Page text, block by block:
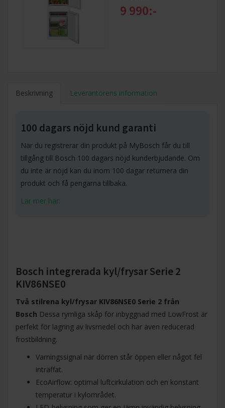
9 990:-
Beskrivning Leverantörens information
100 dagars nöjd kund garanti
När du registrerar din produkt på MyBosch får du till
tillgång till Bosch 100 dagars nöjd kunderbjudande. Om
du inte är nöjd kan du inom 100 dagar returnera din
produkt och få pengarna tillbaka.
Lär mer här:
Bosch integrerada kyl/frysar Serie 2
KIV86NSE0
Två stilrena kyl/frysar KIV86NSE0 Serie 2 från
Bosch Dessa rymliga skåp för inbyggnad med LowFrost är
perfekt för lagring av livsmedel och har även reducerad
frostbildning.
Varningssignal när dörren står öppen eller något fel
inträffat.
EcoAirflow: optimal luftcirkulation och en konstant
temperatur i kylområdet.